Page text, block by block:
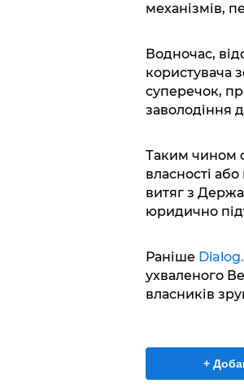
механізмів,
Водночас,
користувача
суперечок,
заволодіння
Таким чином
власності
витяг з
юридично
Раніше
ухваленого
власників
+